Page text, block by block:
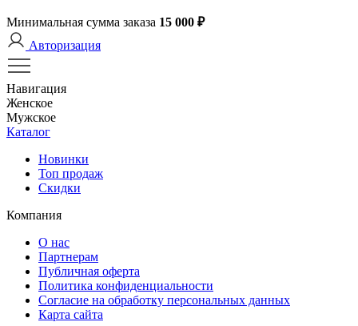
Минимальная сумма заказа 15 000 ₽
Авторизация
Навигация
Женское
Мужское
Каталог
Новинки
Топ продаж
Скидки
Компания
О нас
Партнерам
Публичная оферта
Политика конфиденциальности
Согласие на обработку персональных данных
Карта сайта